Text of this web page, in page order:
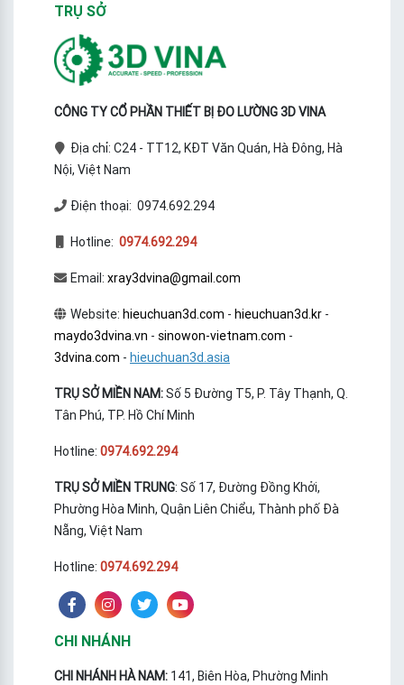
TRỤ SỞ
CÔNG TY CỔ PHẦN THIẾT BỊ ĐO LƯỜNG 3D VINA
Địa chỉ: C24 - TT12, KĐT Văn Quán, Hà Đông, Hà
Nội, Việt Nam
Điện thoại: 0974.692.294
Hotline: 0974.692.294
Email: xray3dvina@gmail.com
Website: hieuchuan3d.com - hieuchuan3d.kr-
maydo3dvina.vn - sinowon-vietnam.com -
3dvina.com - hieuchuan3d.asia
TRỤ SỞ MIỀN NAM:Số 5 Đường T5, P. Tây Thạnh, Q.
Tân Phú, TP. Hồ Chí Minh
Hotline: 0974.692.294
TRỤ SỞ MIỀN TRUNG: Số 17, Đường Đồng Khởi,
Phường Hòa Minh, Quận Liên Chiểu, Thành phố Đà
Nẵng, Việt Nam
Hotline: 0974.692.294
CHI NHÁNH
CHI NHÁNH HÀ NAM: 141, Biên Hòa, Phường Minh